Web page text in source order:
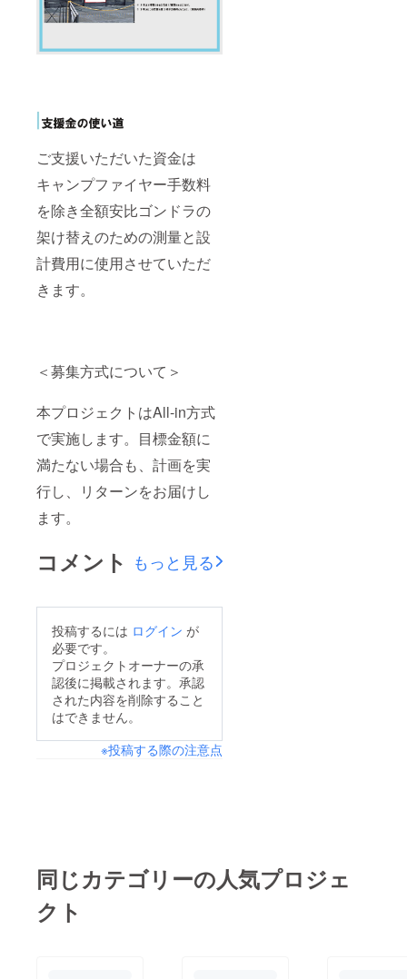
ご支援いただいた資金は
キャンプファイヤー手数料
を除き全額安比ゴンドラの
架け替えのための測量と設
計費用に使用させていただ
きます。
＜募集方式について＞
本プロジェクトはAll-in方式
で実施します。目標金額に
満たない場合も、計画を実
行し、リターンをお届けし
ます。
コメント もっと見る
投稿するには ログイン が
必要です。
プロジェクトオーナーの承
認後に掲載されます。承認
された内容を削除すること
はできません。
※投稿する際の注意点
同じカテゴリーの人気プロジェ
クト